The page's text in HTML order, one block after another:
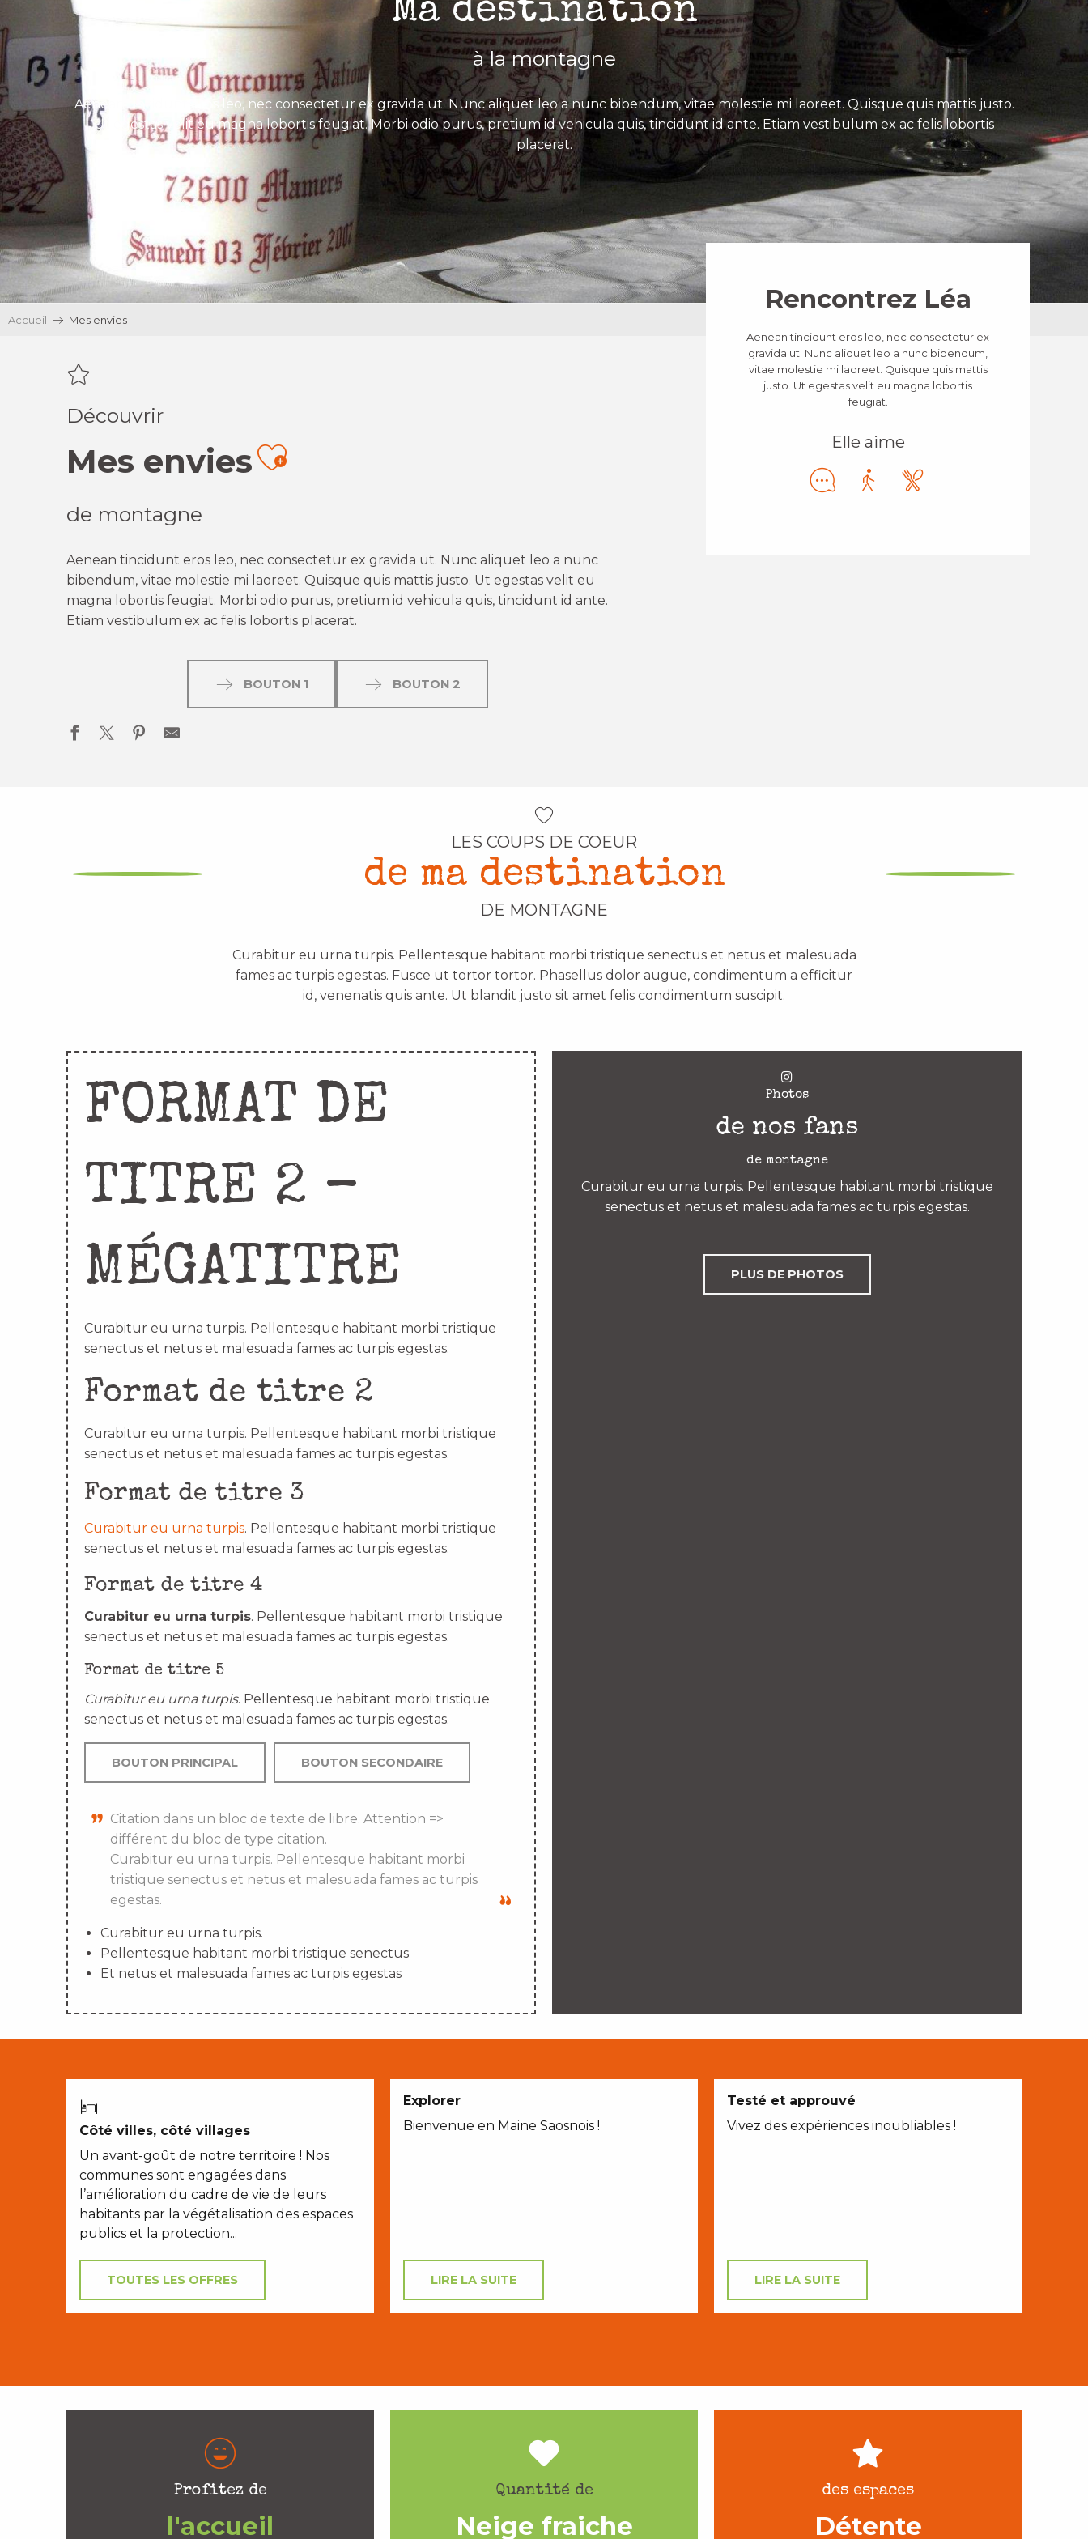
Ma destination
à la montagne
Aenean tincidunt eros leo, nec consectetur ex gravida ut. Nunc aliquet leo a nunc bibendum, vitae molestie mi laoreet. Quisque quis mattis justo.
Ut egestas velit eu magna lobortis feugiat. Morbi odio purus, pretium id vehicula quis, tincidunt id ante. Etiam vestibulum ex ac felis lobortis
placerat.
Accueil Mes envies
Découvrir
Mes enviesAjouter aux favoris
de montagne
Aenean tincidunt eros leo, nec consectetur ex gravida ut. Nunc aliquet leo a nunc
bibendum, vitae molestie mi laoreet. Quisque quis mattis justo. Ut egestas velit eu
magna lobortis feugiat. Morbi odio purus, pretium id vehicula quis, tincidunt id ante.
Etiam vestibulum ex ac felis lobortis placerat.
BOUTON 1 BOUTON 2
Rencontrez Léa
Aenean tincidunt eros leo, nec consectetur ex
gravida ut. Nunc aliquet leo a nunc bibendum,
vitae molestie mi laoreet. Quisque quis mattis
justo. Ut egestas velit eu magna lobortis
feugiat.
Elle aime
LES COUPS DE COEUR
de ma destination
DE MONTAGNE
Curabitur eu urna turpis. Pellentesque habitant morbi tristique senectus et netus et malesuada
fames ac turpis egestas. Fusce ut tortor tortor. Phasellus dolor augue, condimentum a efficitur
id, venenatis quis ante. Ut blandit justo sit amet felis condimentum suscipit.
FORMAT DE
TITRE 2 –
MÉGATITRE
Curabitur eu urna turpis. Pellentesque habitant morbi tristique
senectus et netus et malesuada fames ac turpis egestas.
Format de titre 2
Curabitur eu urna turpis. Pellentesque habitant morbi tristique
senectus et netus et malesuada fames ac turpis egestas.
Format de titre 3
Curabitur eu urna turpis. Pellentesque habitant morbi tristique
senectus et netus et malesuada fames ac turpis egestas.
Format de titre 4
Curabitur eu urna turpis. Pellentesque habitant morbi tristique
senectus et netus et malesuada fames ac turpis egestas.
Format de titre 5
Curabitur eu urna turpis. Pellentesque habitant morbi tristique
senectus et netus et malesuada fames ac turpis egestas.
BOUTON PRINCIPAL BOUTON SECONDAIRE
Citation dans un bloc de texte de libre. Attention =>
différent du bloc de type citation.
Curabitur eu urna turpis. Pellentesque habitant morbi
tristique senectus et netus et malesuada fames ac turpis
egestas.
Curabitur eu urna turpis.
Pellentesque habitant morbi tristique senectus
Et netus et malesuada fames ac turpis egestas
Photos
de nos fans
de montagne
Curabitur eu urna turpis. Pellentesque habitant morbi tristique
senectus et netus et malesuada fames ac turpis egestas.
PLUS DE PHOTOS
Côté villes, côté villages
Un avant-goût de notre territoire ! Nos
communes sont engagées dans
l’amélioration du cadre de vie de leurs
habitants par la végétalisation des espaces
publics et la protection...
TOUTES LES OFFRES
Explorer
Bienvenue en Maine Saosnois !
LIRE LA SUITE
Testé et approuvé
Vivez des expériences inoubliables !
LIRE LA SUITE
Profitez de
l'accueil
Quantité de
Neige fraiche
des espaces
Détente